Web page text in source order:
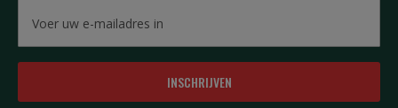
INSCHRIJVEN